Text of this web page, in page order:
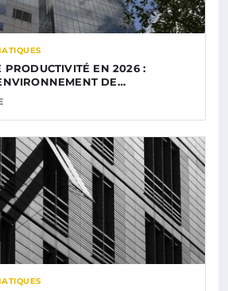
PRODUCTIVITÉ EN 2026 :
DE…